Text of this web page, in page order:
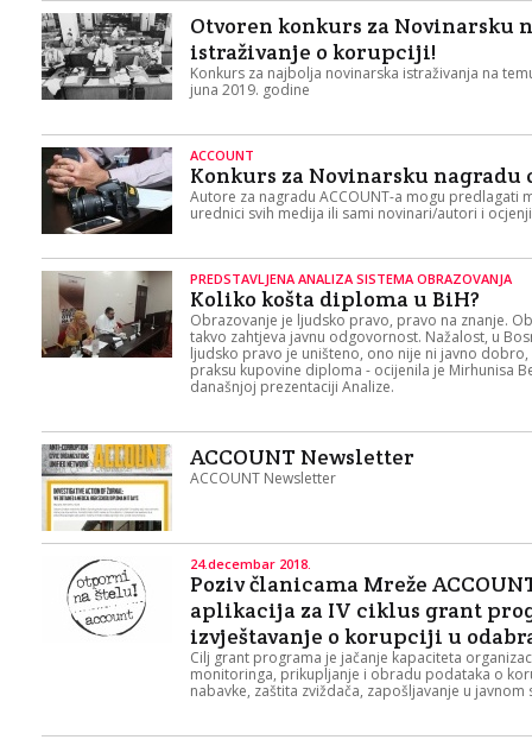
Otvoren konkurs za Novinarsku
istraživanje o korupciji!
Konkurs za najbolja novinarska istraživanja na
juna 2019. godine
ACCOUNT
Konkurs za Novinarsku nagradu
Autore za nagradu ACCOUNT-a mogu predlagati
urednici svih medija ili sami novinari/autori i
PREDSTAVLJENA ANALIZA SISTEMA OBRAZOVANJA
Koliko košta diploma u BiH?
Obrazovanje je ljudsko pravo, pravo na znanje.
takvo zahtjeva javnu odgovornost. Nažalost, u
ljudsko pravo je uništeno, ono nije ni javno
praksu kupovine diploma - ocijenila je Mirhunisa
današnjoj prezentaciji Analize.
ACCOUNT Newsletter
ACCOUNT Newsletter
24.decembar 2018.
Poziv članicama Mreže
aplikacija za IV ciklus grant
izvještavanje o korupciji u
Cilj grant programa je jačanje kapaciteta
monitoringa, prikupljanje i obradu podataka o
nabavke, zaštita zviždača, zapošljavanje u